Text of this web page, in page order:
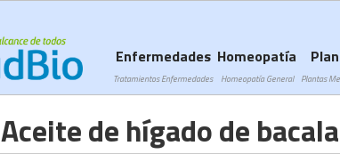
Aceite de hígado de
Enfermedades
Tratamientos Enfermedades
Homeopatía
Homeopatía General Plantas